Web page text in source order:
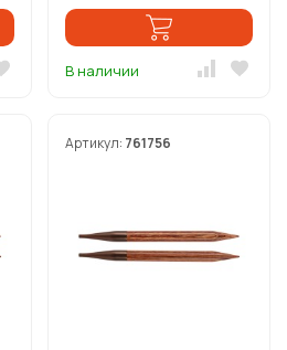
В наличии
Артикул: 761756